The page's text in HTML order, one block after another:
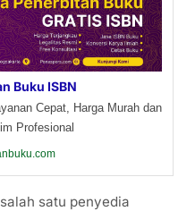
Buku ISBN
Cepat, Harga Murah dan
Profesional
satu penyedia